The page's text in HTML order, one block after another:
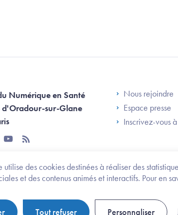
des cookies destinées à réaliser des
et des contenus animés et interactifs. Pour en
Tout refuser Personnaliser
Numérique en Santé
d'Oradour-sur-Glane
youtube
rss
Footer
Nous rejoindre
Espace presse
Inscrivez-vous
et des personnes handicapées